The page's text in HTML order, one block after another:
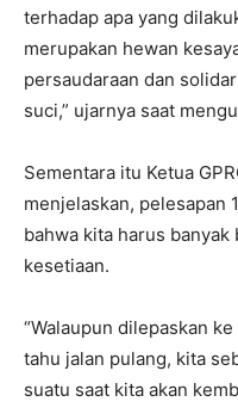
terhadap apa yang
merupakan hewan
persaudaraan dan
suci,” ujarnya saat
Sementara itu Ketua
menjelaskan, pelesapan
bahwa kita harus
kesetiaan.
“Walaupun dilepaskan
tahu jalan pulang, kita
suatu saat kita akan